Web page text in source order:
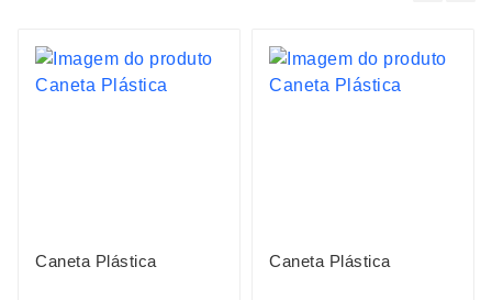
Caneta Plástica Caneta Plástica